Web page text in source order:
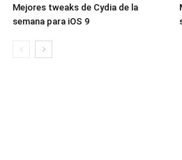
Mejores tweaks de Cydia de la
semana para iOS 9